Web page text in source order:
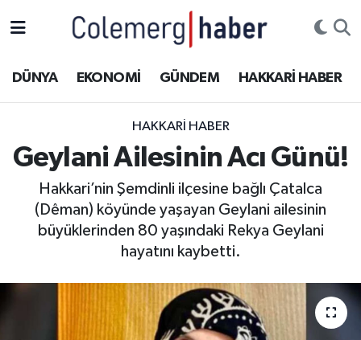
DÜNYA EKONOMİ GÜNDEM HAKKARİ HABER
HAKKARI HABER
Geylani Ailesinin Acı Günü!
Hakkari’nin Şemdinli ilçesine bağlı Çatalca
(Dêman) köyünde yaşayan Geylani ailesinin
büyüklerinden 80 yaşındaki Rekya Geylani
hayatını kaybetti.
ASAYİŞ
DOĞA
DÜNYA
Hakkâri Hava Durumu
Hakkari Namaz Vakitleri
Hakkâri Trafik Yoğunluk Haritası
Süper Lig Puan Durumu ve Fikstür
Son Dakika Haberleri